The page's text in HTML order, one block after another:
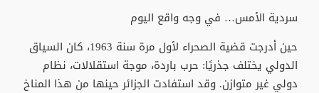
سردية الأمس… في وجه واقع اليوم
حين أدرجت قضية الصحراء لأول مرة سنة 1963، كان السياق
الدولي يختلف جذريًا: حرب باردة، موجة استقلالات، نظام
دولي غير متوازن. وقد استفادت الجزائر حينها من هذا المناخ